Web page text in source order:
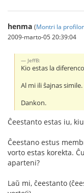
henma (Montri la
2009-marto-05 20:39:04
JeffB:
Kio estas la
Al mi ili ŝajnas simile.
Dankon.
Ĉeestanto estas iu,
Ĉeestano estus
vorto estas korekta.
aparteni?
Laŭ mi, ĉeestanto